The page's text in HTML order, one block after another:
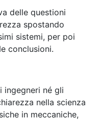
delle questioni
spostando
sistemi, per poi
conclusioni.
ingegneri né gli
nella scienza
in meccaniche,